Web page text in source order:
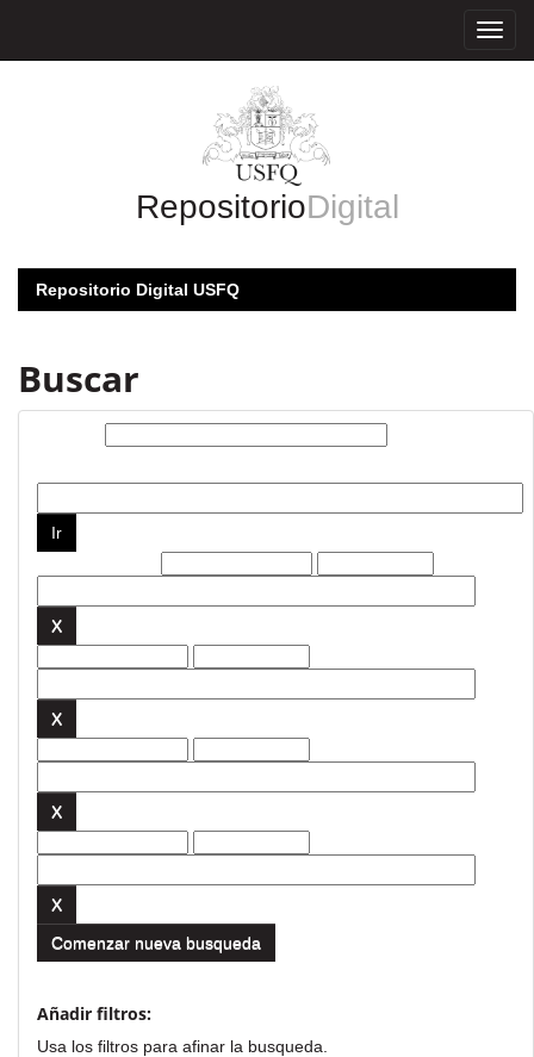
RepositorioDigital
Repositorio Digital USFQ
Buscar
Comenzar nueva busqueda
Añadir filtros:
Usa los filtros para afinar la busqueda.